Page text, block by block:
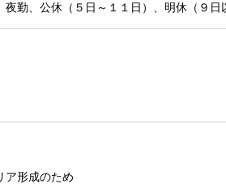
勤、公休（５日～１１日）、明休（９日
ア形成のため